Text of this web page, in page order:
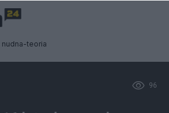
nudna-teoria
96